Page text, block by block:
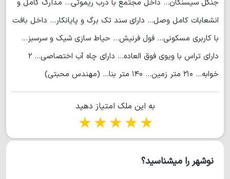
جنگل سیسنگان... داخل مجتمع با درب ریموتی... مدارک کامل و
انشعابات کامل وصل... دارای سند تک برگ و پایانکار... داخل بافت
با کاربری مسکونی... فول فرنیش... حیاط سازی شیک و سرسبز...
دارای تراس با ویوی فوق العاده... دارای چاه آب اختصاصی... ۲
خوابه... ۲۱۰ متر زمین... ۱۴۰ متر بنا... (مهندس محبتی)
به این ملک امتیاز دهید
5 stars
4 stars
3 stars
2 stars
نوشهر را میشناسید؟